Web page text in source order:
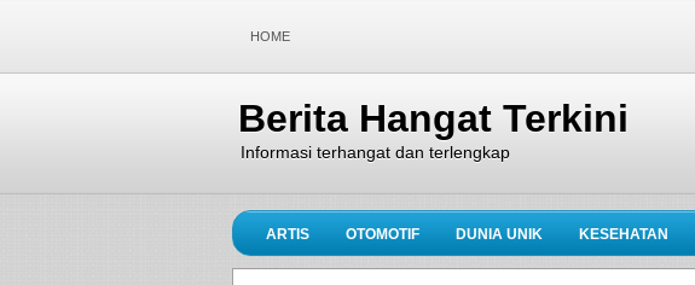
HOME
Berita Hangat Terkini
Informasi terhangat dan terlengkap
ARTIS OTOMOTIF DUNIA UNIK KESEHATAN